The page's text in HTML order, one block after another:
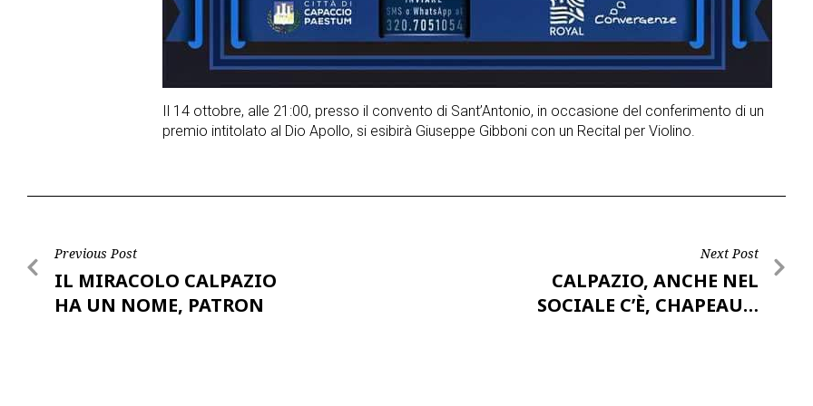
Il 14 ottobre, alle 21:00, presso il convento di Sant’Antonio, in occasione del conferimento di un
premio intitolato al Dio Apollo, si esibirà Giuseppe Gibboni con un Recital per Violino.
Post
navigation
Previous Post
IL MIRACOLO CALPAZIO
HA UN NOME, PATRON
Next Post
CALPAZIO, ANCHE NEL
SOCIALE C’È, CHAPEAU…